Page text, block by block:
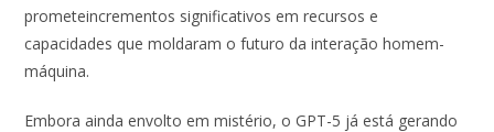
prometeincrementos significativos em recursos e
capacidades que moldaram o futuro da interação homem-
máquina.
Embora ainda envolto em mistério, o GPT-5 já está gerando